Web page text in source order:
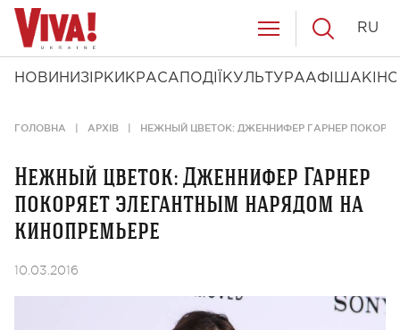
НОВИНИ ЗІРКИ КРАСА ПОДІЇ КУЛЬТУРААФІША КІНО
RU
ГОЛОВНА АРХІВ НЕЖНЫЙ ЦВЕТОК: ДЖЕННИФЕР ГАРНЕР
Нежный цветок: Дженнифер Гарнер
покоряет элегантным нарядом на
кинопремьере
10.03.2016